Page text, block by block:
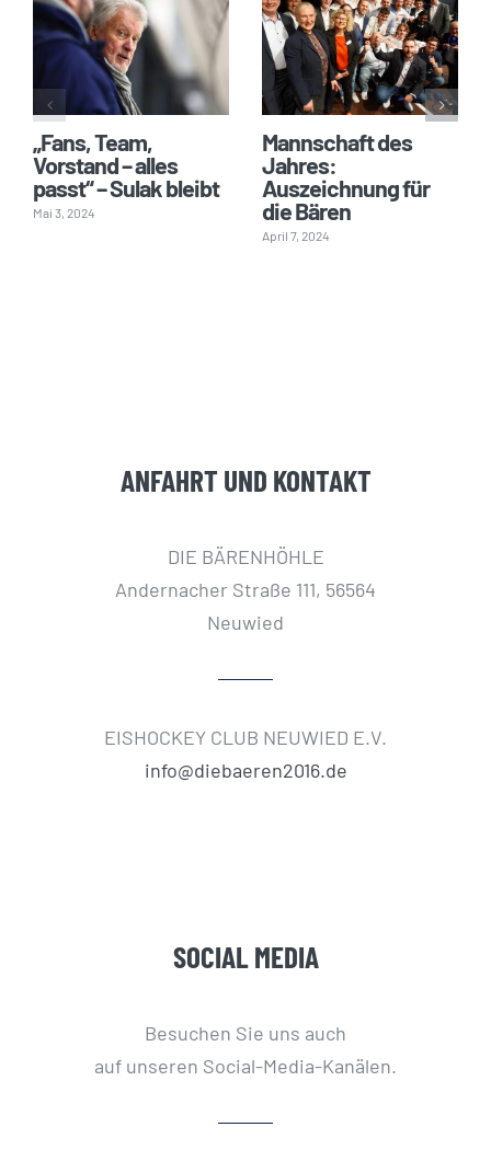
„Fans, Team,
Vorstand – alles
passt“ – Sulak bleibt
Mai 3, 2024
Mannschaft des
Jahres:
Auszeichnung für
die Bären
April 7, 2024
ANFAHRT UND KONTAKT
DIE BÄRENHÖHLE
Andernacher Straße 111, 56564
Neuwied
EISHOCKEY CLUB NEUWIED E.V.
info@diebaeren2016.de
SOCIAL MEDIA
Besuchen Sie uns auch
auf unseren Social-Media-Kanälen.